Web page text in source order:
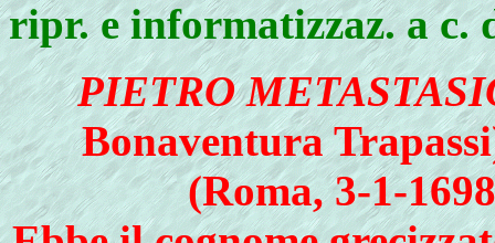
ripr. e informatizzaz. a c.
PIETRO
Bonaventura
(Roma, 3-1-